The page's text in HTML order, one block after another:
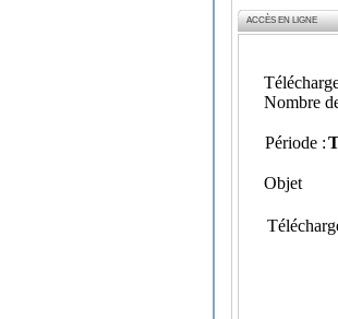
ACCÈS EN LIGNE